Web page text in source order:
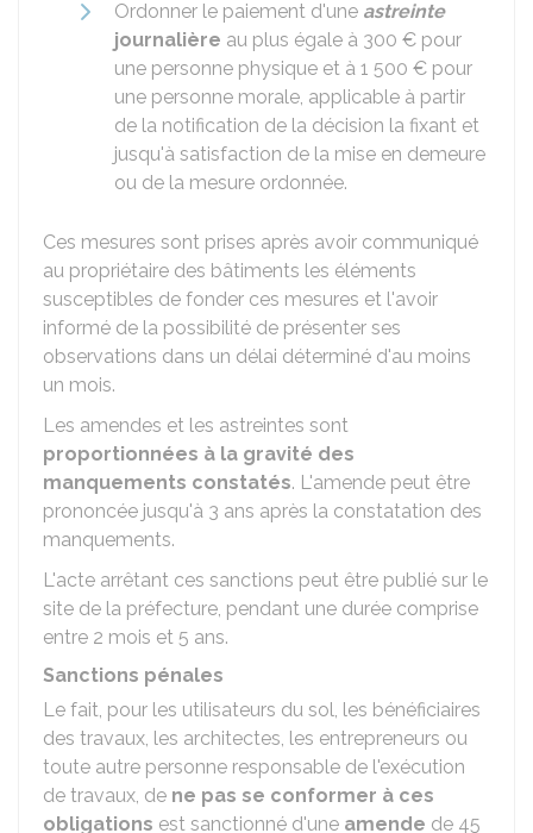
Ordonner le paiement d'une astreinte
journalière au plus égale à 300 € pour
une personne physique et à 1 500 € pour
une personne morale, applicable à partir
de la notification de la décision la fixant et
jusqu'à satisfaction de la mise en demeure
ou de la mesure ordonnée.
Ces mesures sont prises après avoir communiqué
au propriétaire des bâtiments les éléments
susceptibles de fonder ces mesures et l'avoir
informé de la possibilité de présenter ses
observations dans un délai déterminé d'au moins
un mois.
Les amendes et les astreintes sont
proportionnées à la gravité des
manquements constatés. L'amende peut être
prononcée jusqu'à 3 ans après la constatation des
manquements.
L'acte arrêtant ces sanctions peut être publié sur le
site de la préfecture, pendant une durée comprise
entre 2 mois et 5 ans.
Sanctions pénales
Le fait, pour les utilisateurs du sol, les bénéficiaires
des travaux, les architectes, les entrepreneurs ou
toute autre personne responsable de l'exécution
de travaux, de ne pas se conformer à ces
obligations est sanctionné d'une amende de 45